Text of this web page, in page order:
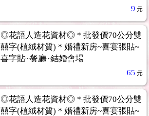
9 元
◎花語人造花資材◎＊批發價70公分雙
囍字(植絨材質)＊婚禮新房~喜宴張貼~
喜字貼~餐廳~結婚會場
65 元
◎花語人造花資材◎＊批發價70公分雙
囍字(植絨材質)＊婚禮新房~喜宴張貼~